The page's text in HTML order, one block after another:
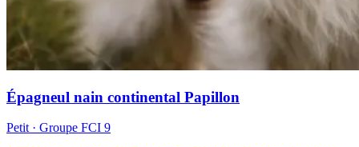
Épagneul nain continental Papillon
Petit · Groupe FCI 9